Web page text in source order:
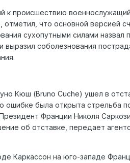
к происшествию
что основной версией
сухопутными силами
соболезнования
Кюш (Bruno Cuche) ушел в
ошибке была открыта стрельба
Франции Николя
об отставке, передает
Каркассон на юго-западе